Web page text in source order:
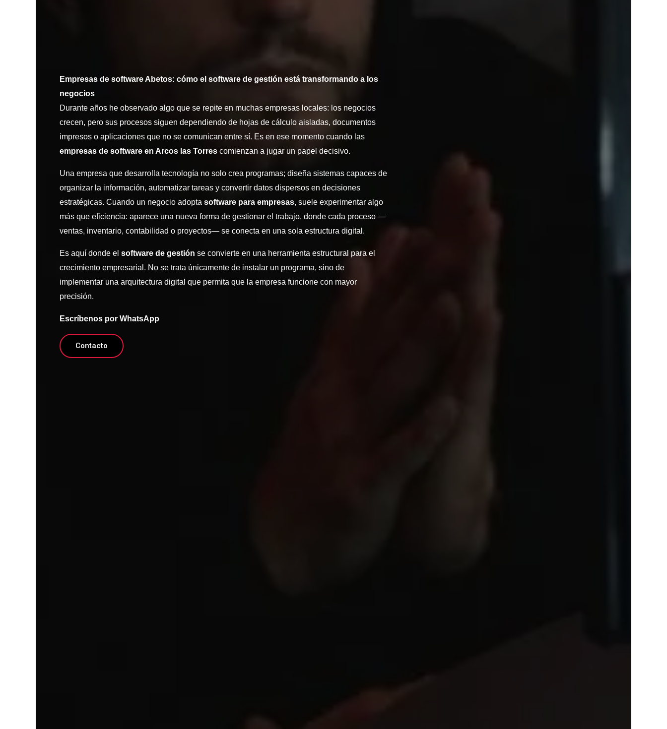
Empresas de software Abetos: cómo el software de gestión está transformando a los
negocios
Durante años he observado algo que se repite en muchas empresas locales: los negocios
crecen, pero sus procesos siguen dependiendo de hojas de cálculo aisladas, documentos
impresos o aplicaciones que no se comunican entre sí. Es en ese momento cuando las
empresas de software en Arcos las Torres comienzan a jugar un papel decisivo.
Una empresa que desarrolla tecnología no solo crea programas; diseña sistemas capaces de
organizar la información, automatizar tareas y convertir datos dispersos en decisiones
estratégicas. Cuando un negocio adopta software para empresas, suele experimentar algo
más que eficiencia: aparece una nueva forma de gestionar el trabajo, donde cada proceso —
ventas, inventario, contabilidad o proyectos— se conecta en una sola estructura digital.
Es aquí donde el software de gestión se convierte en una herramienta estructural para el
crecimiento empresarial. No se trata únicamente de instalar un programa, sino de
implementar una arquitectura digital que permita que la empresa funcione con mayor
precisión.
Escríbenos por WhatsApp
Contacto